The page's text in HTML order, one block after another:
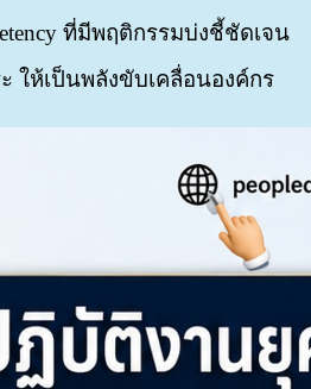
ที่มีพฤติกรรมบ่งชี้ชัดเจน
ให้เป็นพลังขับเคลื่อนองค์กร